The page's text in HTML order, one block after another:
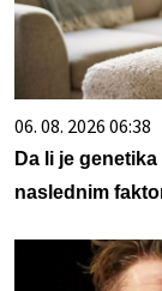
06. 08. 2026 06:38
Da li je
naslednim